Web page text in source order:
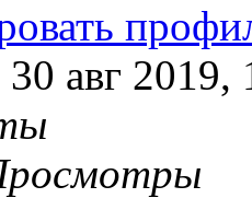
30 авг 2019,